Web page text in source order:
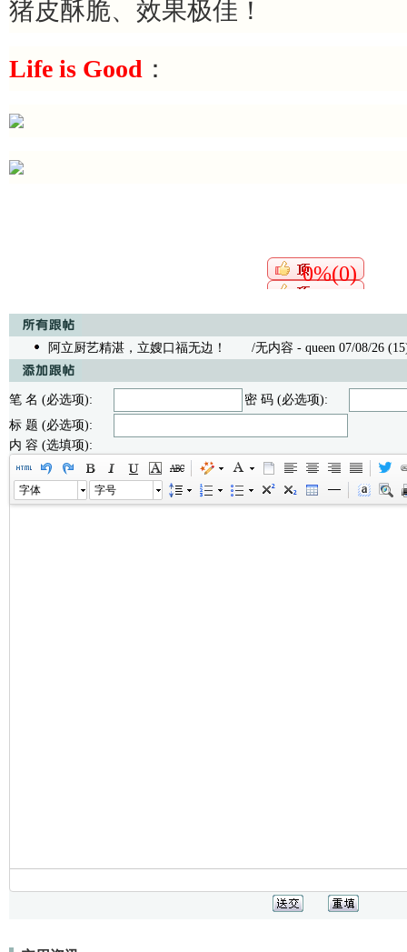
猪皮酥脆、效果极佳！
Life is Good ：
0%(0)
阿立厨艺精湛，立嫂口福无边！ /无内容 - queen 07/08/26
笔 名 (必选项):
密 码 (必选项):
标 题 (必选项):
内 容 (选填项):
字体 字号